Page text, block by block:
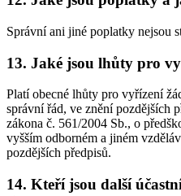
Správní ani jiné poplatky nejsou
13. Jaké jsou lhůty pro
Platí obecné lhůty pro vyřízení
správní řád, ve znění pozdějších
zákona č. 561/2004 Sb., o
vyšším odborném a jiném
pozdějších předpisů.
14. Kteří jsou další